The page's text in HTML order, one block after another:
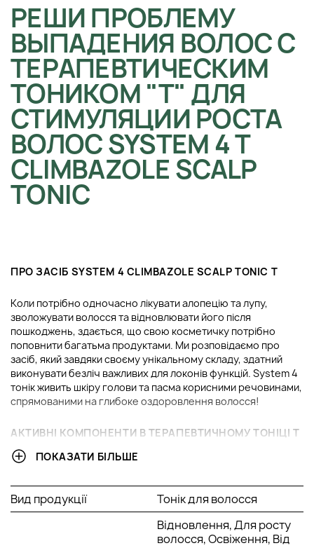
РЕШИ ПРОБЛЕМУ
ВЫПАДЕНИЯ ВОЛОС С
ТЕРАПЕВТИЧЕСКИМ
ТОНИКОМ "T" ДЛЯ
СТИМУЛЯЦИИ РОСТА
ВОЛОС SYSTEM 4 T
CLIMBAZOLE SCALP
TONIC
ПРО ЗАСІБ SYSTEM 4 CLIMBAZOLE SCALP TONIC T
Коли потрібно одночасно лікувати алопецію та лупу,
зволожувати волосся та відновлювати його після
пошкоджень, здається, що свою косметичку потрібно
поповнити багатьма продуктами. Ми розповідаємо про
засіб, який завдяки своєму унікальному складу, здатний
виконувати безліч важливих для локонів функцій. System 4
тонік живить шкіру голови та пасма корисними речовинами,
спрямованими на глибоке оздоровлення волосся!
АКТИВНІ КОМПОНЕНТИ В ТЕРАПЕВТИЧНОМУ ТОНІЦІ T
Доглядовий засіб для шкіри голови та волосся System 4 T
завдяки яким волосся здатне залишатися здоровим і
густим. У складі засобу:
Саліцилова кислота: відлущує відмерлі клітини шкіри,
покращує мікроциркуляцію крові, пом'якшує
ПОКАЗАТИ БІЛЬШЕ
Вид продукції
Тонік для волосся
Відновлення, Для росту
волосся, Освіження, Від